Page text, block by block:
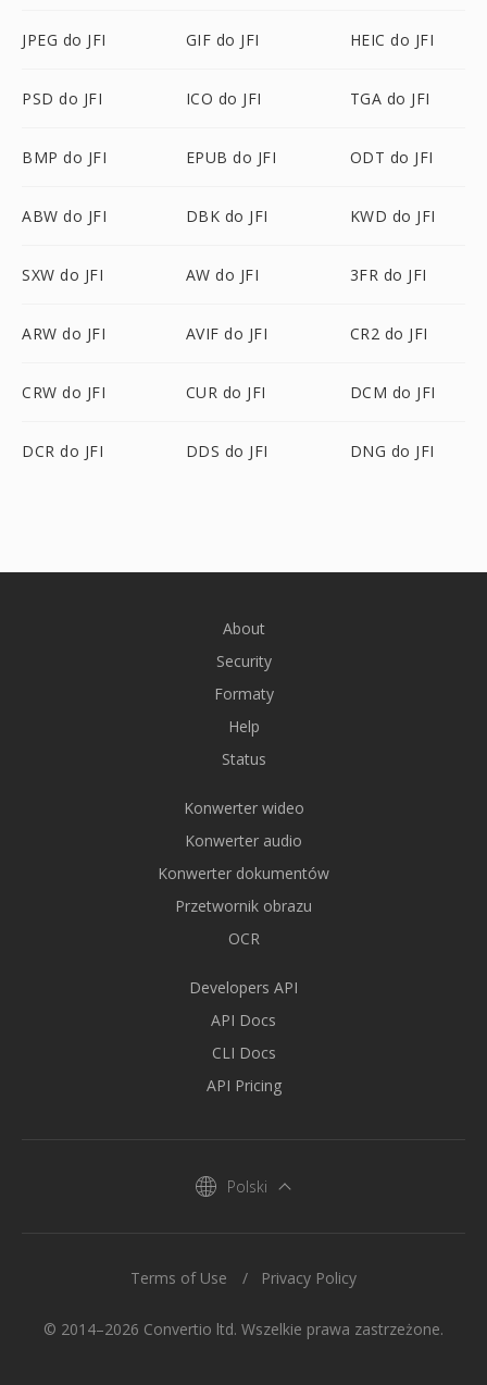
JPEG do JFI GIF do JFI HEIC do JFI
PSD do JFI ICO do JFI TGA do JFI
BMP do JFI EPUB do JFI ODT do JFI
ABW do JFI DBK do JFI KWD do JFI
SXW do JFI AW do JFI 3FR do JFI
ARW do JFI AVIF do JFI CR2 do JFI
CRW do JFI CUR do JFI DCM do JFI
DCR do JFI DDS do JFI DNG do JFI
About
Security
Formaty
Help
Status
Konwerter wideo
Konwerter audio
Konwerter dokumentów
Przetwornik obrazu
OCR
Developers API
API Docs
CLI Docs
API Pricing
Polski
© 2014–2026 Convertio ltd. Wszelkie prawa zastrzeżone.
Terms of Use Privacy Policy